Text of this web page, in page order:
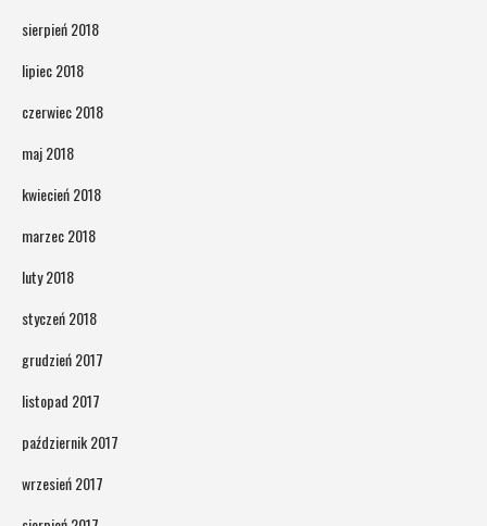
sierpień 2018
lipiec 2018
czerwiec 2018
maj 2018
kwiecień 2018
marzec 2018
luty 2018
styczeń 2018
grudzień 2017
listopad 2017
październik 2017
wrzesień 2017